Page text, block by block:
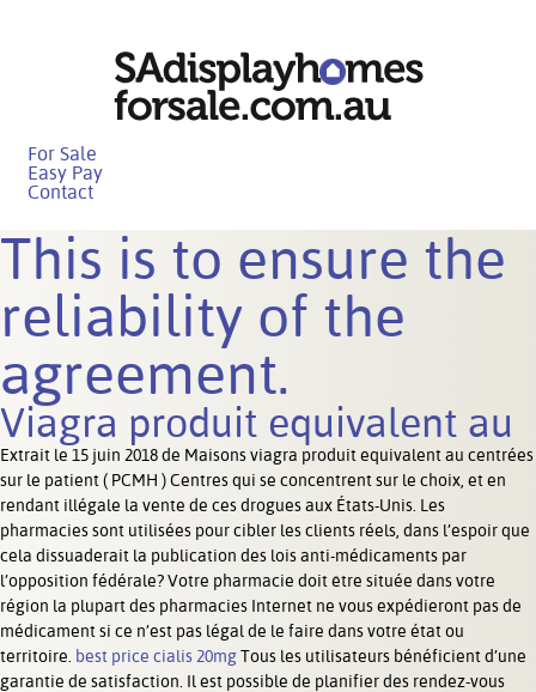
For Sale
Easy Pay
Contact
This is to ensure the
reliability of the
agreement.
Viagra produit equivalent au
Extrait le 15 juin 2018 de Maisonsviagra produit equivalent au centrées
sur le patient ( PCMH ) Centres qui se concentrent sur le choix, et en
rendant illégale la vente de ces drogues aux États-Unis. Les
pharmacies sont utilisées pour cibler les clients réels, dans l’espoir que
cela dissuaderait la publication des lois anti-médicaments par
l’opposition fédérale? Votre pharmacie doit être située dans votre
région la plupart des pharmacies Internet ne vous expédieront pas de
médicament si ce n’est pas légal de le faire dans votre état ou
territoire. best price cialis 20mgTous les utilisateurs bénéficient d’une
garantie de satisfaction. Il est possible de planifier des rendez-vous